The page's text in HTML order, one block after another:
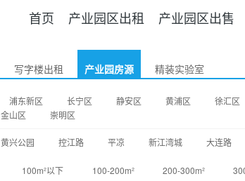
首页 产业园区出租 产业园区出售
写字楼出租 产业园房源 精装实验室
浦东新区 长宁区 静安区 黄浦区 徐汇区
金山区 崇明区
黄兴公园 控江路 平凉 新江湾城 大连路
100m²以下 100-200m² 200-300m²